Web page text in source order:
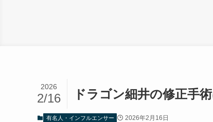
ドラゴン細井の修正手
2026
2/16
有名人・インフルエンサー 2026年2月16日